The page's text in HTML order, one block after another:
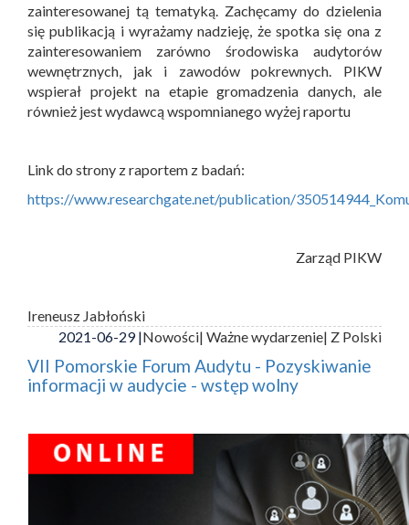
zainteresowanej tą tematyką. Zachęcamy do dzielenia
się publikacją i wyrażamy nadzieję, że spotka się ona z
zainteresowaniem zarówno środowiska audytorów
wewnętrznych, jak i zawodów pokrewnych. PIKW
wspierał projekt na etapie gromadzenia danych, ale
również jest wydawcą wspomnianego wyżej raportu
Link do strony z raportem z badań:
https://www.researchgate.net/publication/
Zarząd PIKW
Ireneusz Jabłoński
2021-06-29 |Nowości| Ważne wydarzenie| Z Polski
VII Pomorskie Forum Audytu - Pozyskiwanie
informacji w audycie - wstęp wolny